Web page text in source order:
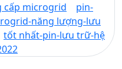
cấp microgrid
pin-
năng lượng-lưu
tốt nhất-pin-lưu trữ-hệ